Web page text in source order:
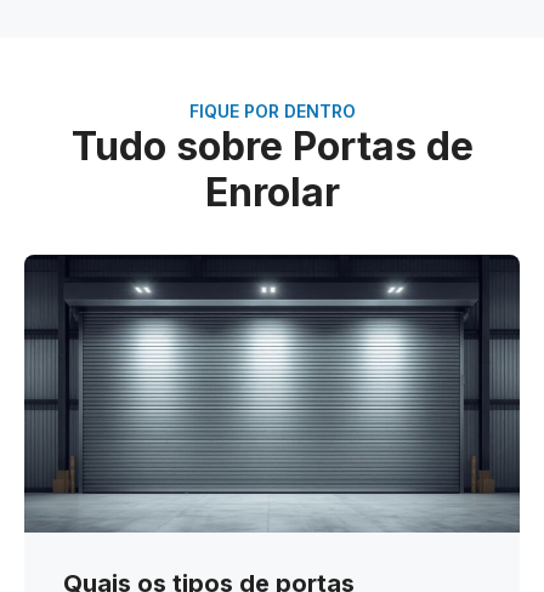
FIQUE POR DENTRO
Tudo sobre Portas de
Enrolar
Quais os tipos de portas